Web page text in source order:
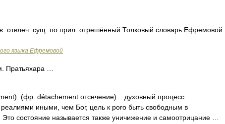
отвлеч. сущ. по прил. отрешённый Толковый словарь Ефремовой.
языка Ефремовой
Пратьяхара …
(фр. détachement отсечение) духовный процесс
реалиями иными, чем Бог, цель к рого быть свободным в
состояние называется также уничижение и самоотрицание …